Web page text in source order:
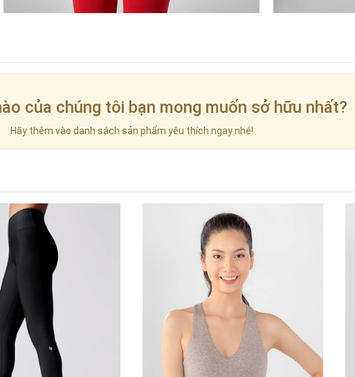
của chúng tôi bạn mong muốn sở hữu nhất?
Hãy thêm vào danh sách sản phẩm yêu thích ngay nhé!